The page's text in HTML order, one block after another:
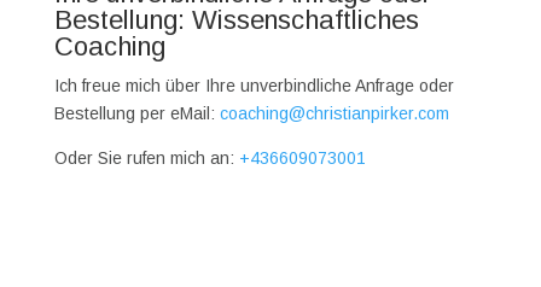
Bestellung: Wissenschaftliches
Coaching
Ich freue mich über Ihre unverbindliche Anfrage oder
Bestellung per eMail: coaching@christianpirker.com
Oder Sie rufen mich an: +436609073001